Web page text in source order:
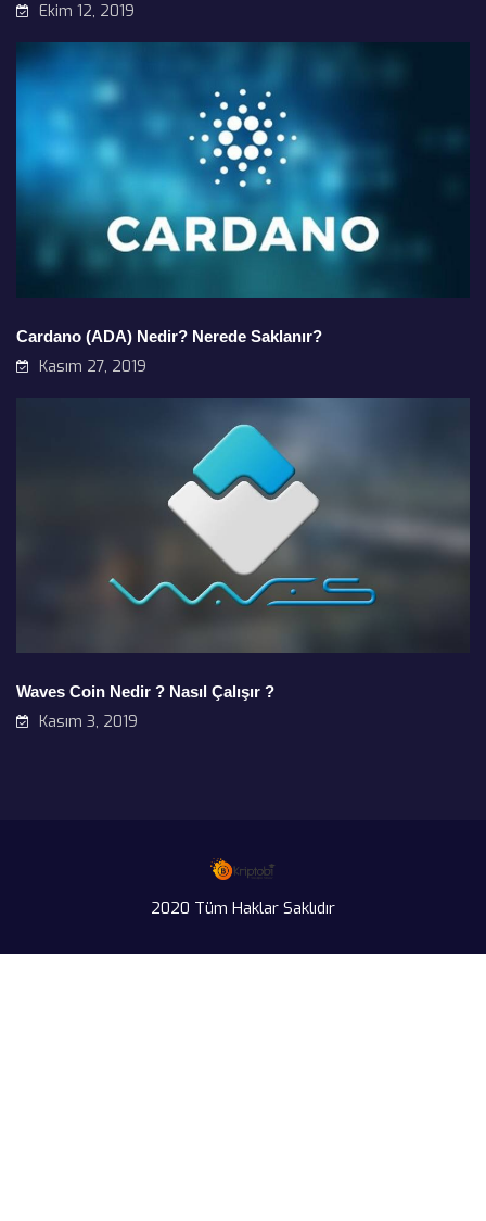
Ekim 12, 2019
Cardano (ADA) Nedir? Nerede Saklanır?
Kasım 27, 2019
Waves Coin Nedir ? Nasıl Çalışır ?
Kasım 3, 2019
2020 Tüm Haklar Saklıdır